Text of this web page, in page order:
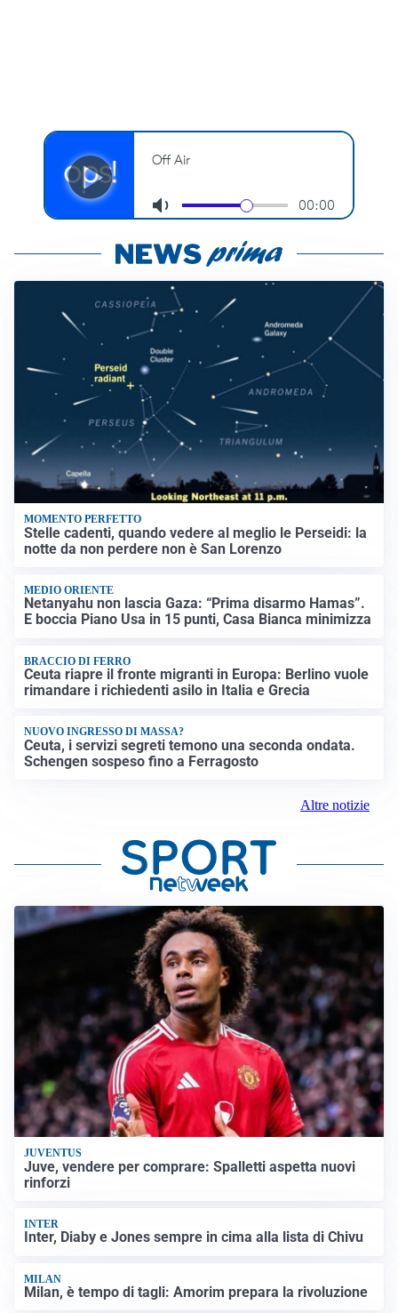
MOMENTO PERFETTO
Stelle cadenti, quando vedere al meglio le Perseidi: la
notte da non perdere non è San Lorenzo
MEDIO ORIENTE
Netanyahu non lascia Gaza: “Prima disarmo Hamas”.
E boccia Piano Usa in 15 punti, Casa Bianca minimizza
BRACCIO DI FERRO
Ceuta riapre il fronte migranti in Europa: Berlino vuole
rimandare i richiedenti asilo in Italia e Grecia
NUOVO INGRESSO DI MASSA?
Ceuta, i servizi segreti temono una seconda ondata.
Schengen sospeso fino a Ferragosto
Altre notizie
JUVENTUS
Juve, vendere per comprare: Spalletti aspetta nuovi
rinforzi
INTER
Inter, Diaby e Jones sempre in cima alla lista di Chivu
MILAN
Milan, è tempo di tagli: Amorim prepara la rivoluzione